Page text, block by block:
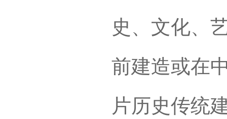
史、文化、
前建造或在
片历史传统